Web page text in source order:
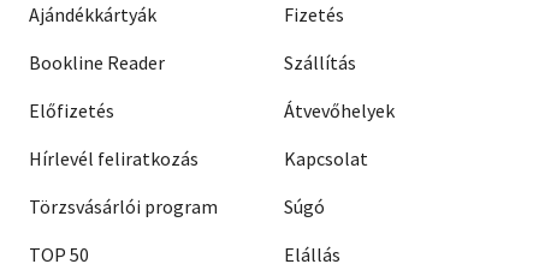
Ajándékkártyák
Bookline Reader
Előfizetés
Hírlevél feliratkozás
Törzsvásárlói program
TOP 50
Fizetés
Szállítás
Átvevőhelyek
Kapcsolat
Súgó
Elállás